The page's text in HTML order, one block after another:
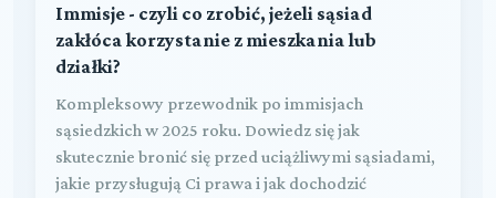
Immisje - czyli co zrobić, jeżeli sąsiad
zakłóca korzystanie z mieszkania lub
działki?
Kompleksowy przewodnik po immisjach
sąsiedzkich w 2025 roku. Dowiedz się jak
skutecznie bronić się przed uciążliwymi sąsiadami,
jakie przysługują Ci prawa i jak dochodzić